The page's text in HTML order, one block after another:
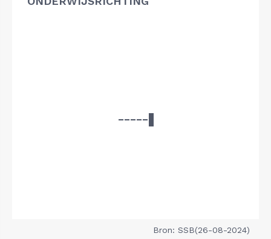
Bron: SSB(26-08-2024)